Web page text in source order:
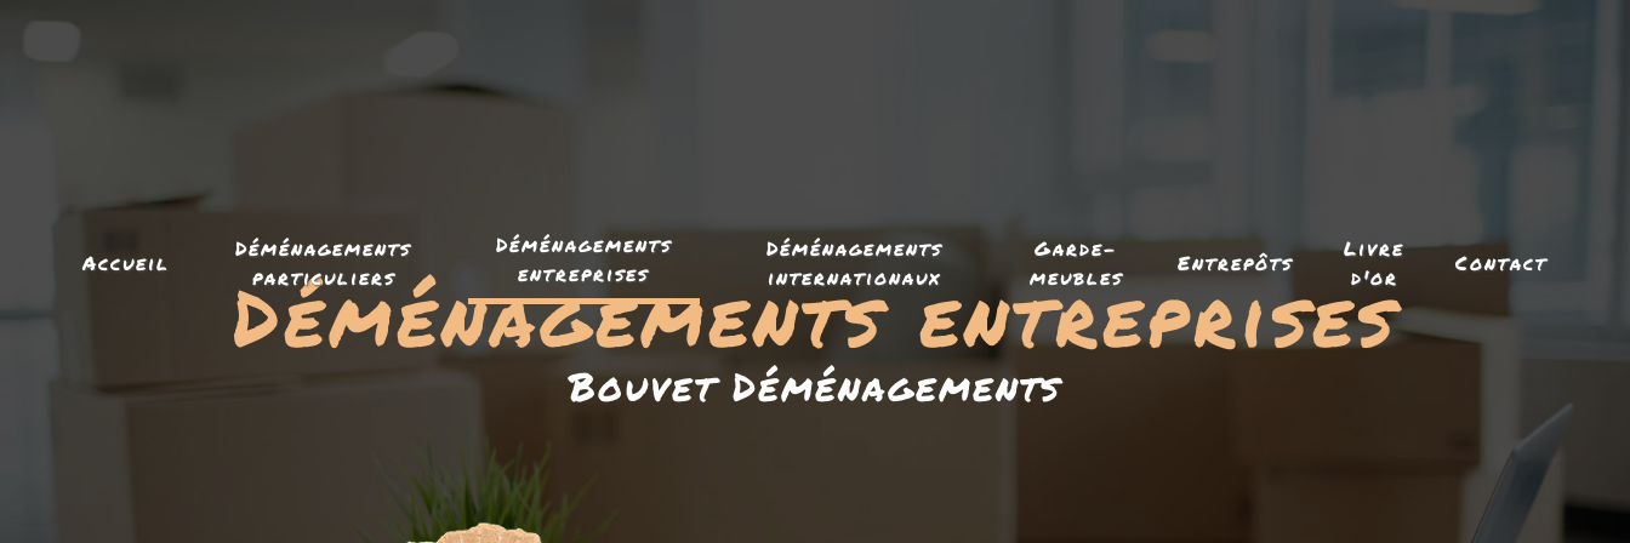
Accueil
Déménagements
particuliers
Déménagements
entreprises
Déménagements
internationaux
Garde-
meubles
Entrepôts
Livre
d'or
Contact
Déménagements entreprises
Bouvet Déménagements